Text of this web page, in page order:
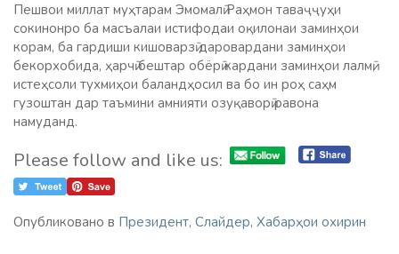
Пешвои миллат муҳтарам Эмомалӣ Раҳмон таваҷҷуҳи
сокинонро ба масъалаи истифодаи оқилонаи заминҳои
корам, ба гардиши кишоварзӣ даровардани заминҳои
бекорхобида, ҳарчӣ бештар обёрӣ кардани заминҳои лалмӣ,
истеҳсоли тухмиҳои баландҳосил ва бо ин роҳ саҳм
гузоштан дар таъмини амнияти озуқаворӣ равона
намуданд.
Please follow and like us:
Опубликовано в Президент, Слайдер, Хабарҳои охирин